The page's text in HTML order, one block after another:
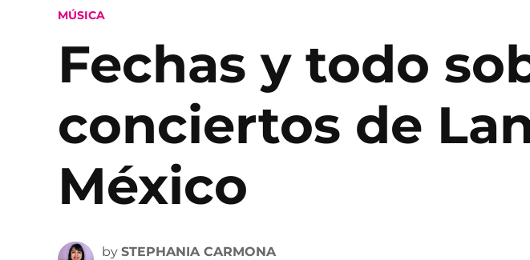
POSTED
MÚSICA
Fechas y todo
conciertos de
México
by STEPHANIA CARMONA